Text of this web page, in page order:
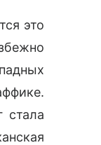
это
стала